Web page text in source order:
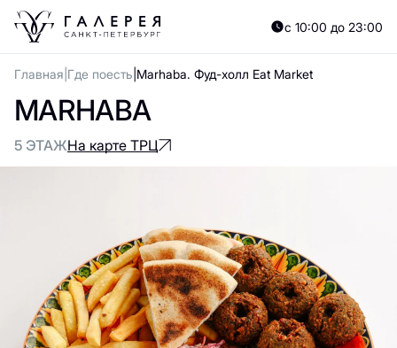
с 10:00 до 23:00
Главная Где поесть Marhaba. Фуд-холл Eat Market
MARHABA
5 ЭТАЖНа карте ТРЦ